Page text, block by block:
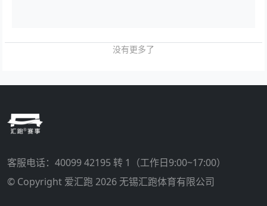
没有更多了
客服电话： 40099 42195 转 1
（工作日9:00~17:00）
© Copyright 爱汇跑 2026 无锡汇跑体育有限公司